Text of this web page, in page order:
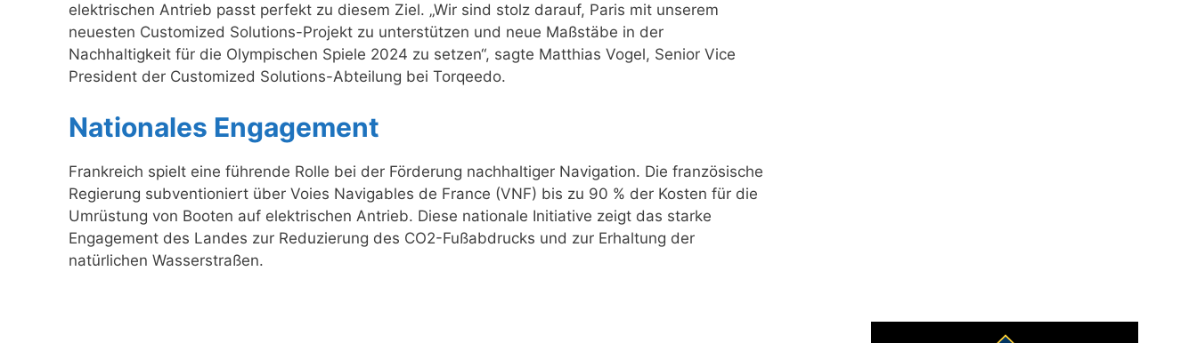
elektrischen Antrieb passt perfekt zu diesem Ziel. „Wir sind stolz darauf, Paris mit unserem
neuesten Customized Solutions-Projekt zu unterstützen und neue Maßstäbe in der
Nachhaltigkeit für die Olympischen Spiele 2024 zu setzen“, sagte Matthias Vogel, Senior Vice
President der Customized Solutions-Abteilung bei Torqeedo.
Nationales Engagement
Frankreich spielt eine führende Rolle bei der Förderung nachhaltiger Navigation. Die französische
Regierung subventioniert über Voies Navigables de France (VNF) bis zu 90 % der Kosten für die
Umrüstung von Booten auf elektrischen Antrieb. Diese nationale Initiative zeigt das starke
Engagement des Landes zur Reduzierung des CO2-Fußabdrucks und zur Erhaltung der
natürlichen Wasserstraßen.